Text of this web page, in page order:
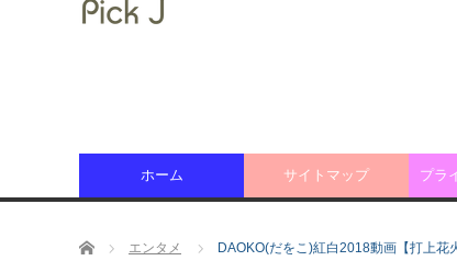
ホーム サイトマップ プラ
ホーム エンタメ DAOKO(だをこ)紅白2018動画【打上花